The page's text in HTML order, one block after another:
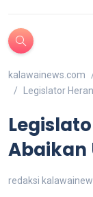
kalawainews.com
Legislator
Abaikan
redaksi